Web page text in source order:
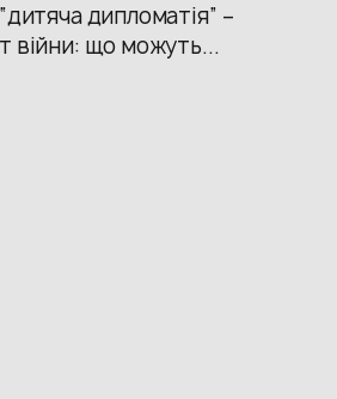
дипломатія” –
війни: що можуть...